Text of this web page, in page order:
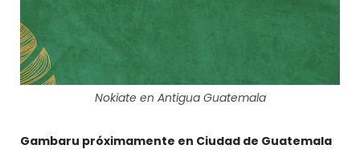
Nokiate en Antigua Guatemala
Gambaru próximamente en Ciudad de Guatemala